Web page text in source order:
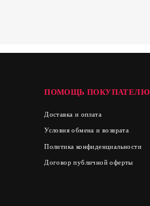
ПОМОЩЬ ПОКУПАТЕЛЮ
Доставка и оплата
Условия обмена и возврата
Политика конфиденциальности
Договор публичной оферты